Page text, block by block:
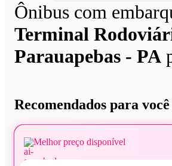
Ônibus com
Terminal
Parauapebas - PA
Recomendados para você
Melhor preço disponível